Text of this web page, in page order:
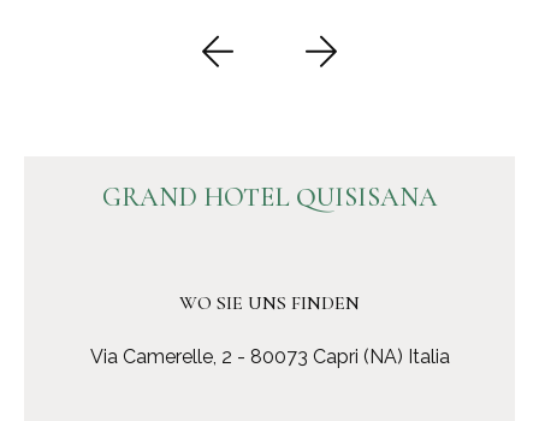
GRAND HOTEL QUISISANA
WO SIE UNS FINDEN
Via Camerelle, 2 - 80073 Capri (NA) Italia